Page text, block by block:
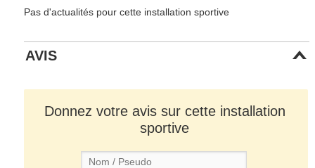
Pas d'actualités pour cette installation sportive
AVIS
Donnez votre avis sur cette installation
sportive